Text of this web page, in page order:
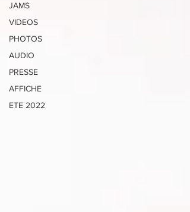
JAMS
VIDEOS
PHOTOS
AUDIO
PRESSE
AFFICHE
ETE 2022